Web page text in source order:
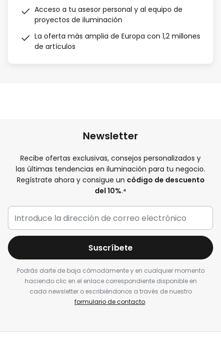
Acceso a tu asesor personal y al equipo de
proyectos de iluminación
La oferta más amplia de Europa con 1,2 millones
de artículos
Newsletter
Recibe ofertas exclusivas, consejos personalizados y
las últimas tendencias en iluminación para tu negocio.
Regístrate ahora y consigue un código de descuento
del 10%.⁴
Suscríbete
Podrás darte de baja cómodamente y en cualquier momento
haciendo clic en el enlace correspondiente disponible en
cada newsletter o escribiéndonos a través de nuestro
formulario de contacto.